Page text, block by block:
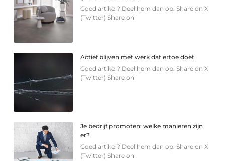
Goed artikel? Deel hem dan op: Share on X
(Twitter) Share on
Actief blijven met werk dat ertoe doet
Goed artikel? Deel hem dan op: Share on X
(Twitter) Share on
Je bedrijf promoten: welke manieren zijn
er?
Goed artikel? Deel hem dan op: Share on X
(Twitter) Share on